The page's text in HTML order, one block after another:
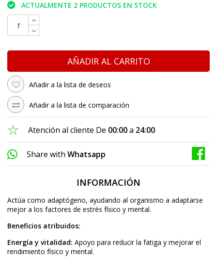
ACTUALMENTE 2 PRODUCTOS EN STOCK
AÑADIR AL CARRITO
Añadir a la lista de deseos
Añadir a la lista de comparación
Atención al cliente De 00:00a 24:00
Share with Whatsapp
INFORMACIÓN
Actúa como adaptógeno, ayudando al organismo a adaptarse
mejor a los factores de estrés físico y mental.
Beneficios atribuidos:
Energía y vitalidad: Apoyo para reducir la fatiga y mejorar el
rendimiento físico y mental.